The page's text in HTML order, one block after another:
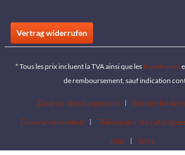
Vertrag widerrufen
* Tous les prix incluent la TVA ainsi que lesfrais de port
de remboursement, sauf indication
Zone de téléchargement
Recherche de
Devenir revendeur
Télécharger les
Jobs
Sites